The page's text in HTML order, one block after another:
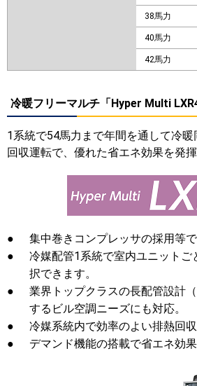
38馬力
40馬力
42馬力
冷暖フリーマルチ「Hyper Multi
1系統で54馬力まで年間を通して冷
回収運転で、優れた省エネ効果を発揮
●
集中巻きコンプレッサの採用等で
●
冷媒配管1系統で室内ユニットご
択できます。
●
業界トップクラスの長配管設計
するビル空調ニーズにも対応。
●
冷媒系統内で効率のよい排熱回収
●
デマンド機能の搭載で省エネ効